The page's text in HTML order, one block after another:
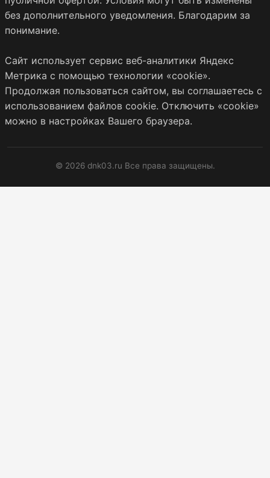
без дополнительного уведомления. Благодарим за
понимание.
Сайт использует сервис веб-аналитики Яндекс
Метрика с помощью технологии «cookie».
Продолжая пользоваться сайтом, вы соглашаетесь с
использованием файлов cookie. Отключить «cookie»
можно в настройках Вашего браузера.
© 2026 dnk03.ru Все права защищены.